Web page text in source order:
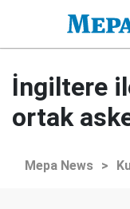
İngiltere
ortak
Mepa News >